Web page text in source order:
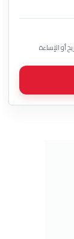
أو الإساءة